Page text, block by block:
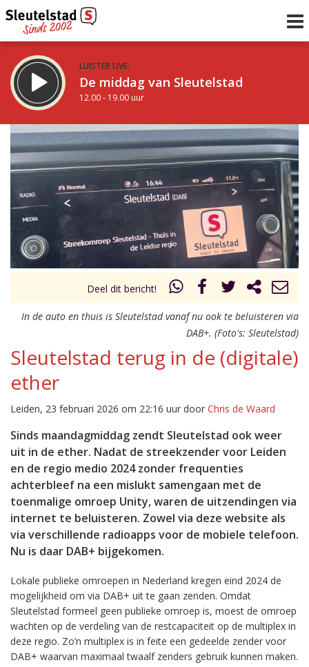
LUISTER LIVE:
De middag van Sleutelstad
12.00 - 19.00 uur
STRAKS:
De avond van Sleutelstad
19.00 - 22.00 uur
Vorig uur
uur 1 van 0 Volgend uur
Deel dit bericht!
In de auto en thuis is Sleutelstad vanaf nu ook te beluisteren via
DAB+. (Foto's: Sleutelstad)
Sleutelstad terug in de (digitale)
ether
Leiden, 23 februari 2026 om 22:16 uur door Chris de Waard
Sinds maandagmiddag zendt Sleutelstad ook weer
uit in de ether. Nadat de streekzender voor Leiden
en de regio medio 2024 zonder frequenties
achterbleef na een mislukt samengaan met de
toenmalige omroep Unity, waren de uitzendingen via
internet te beluisteren. Zowel via deze website als
via verschillende radioapps voor de mobiele telefoon.
Nu is daar DAB+ bijgekomen.
Lokale publieke omroepen in Nederland kregen eind 2024 de
mogelijkheid om via DAB+ uit te gaan zenden. Omdat
Sleutelstad formeel geen publieke omroep is, moest de omroep
wachten op de verdeling van de restcapaciteit op de multiplex in
deze regio. Zo’n multiplex is in feite een gedeelde zender voor
DAB+ waarvan maximaal twaalf zenders gebruik kunnen maken.